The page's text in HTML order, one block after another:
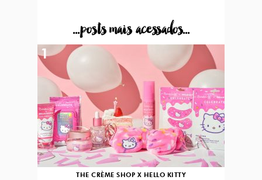
...posts mais acessados...
THE CRÈME SHOP X HELLO KITTY
1